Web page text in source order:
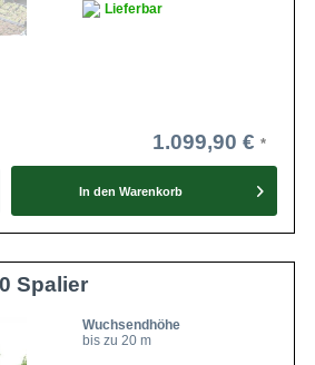
Lieferbar
1.099,90 €
In den Warenkorb
Spalier
Wuchsendhöhe
bis zu 20 m